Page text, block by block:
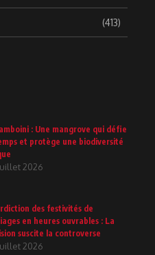
(413)
: Une mangrove qui défie
et protège une biodiversité
2026
des festivités de
en heures ouvrables : La
suscite la controverse
2026